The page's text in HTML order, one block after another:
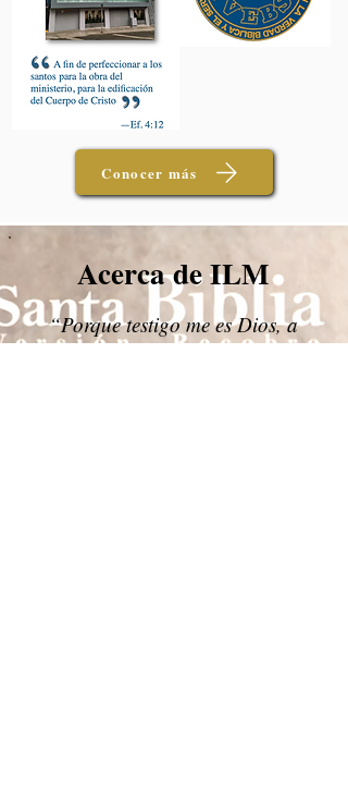
Conocer más
Acerca de ILM
“Porque testigo me es Dios, a